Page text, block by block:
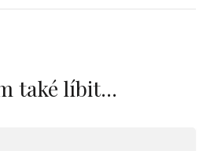
také líbit...